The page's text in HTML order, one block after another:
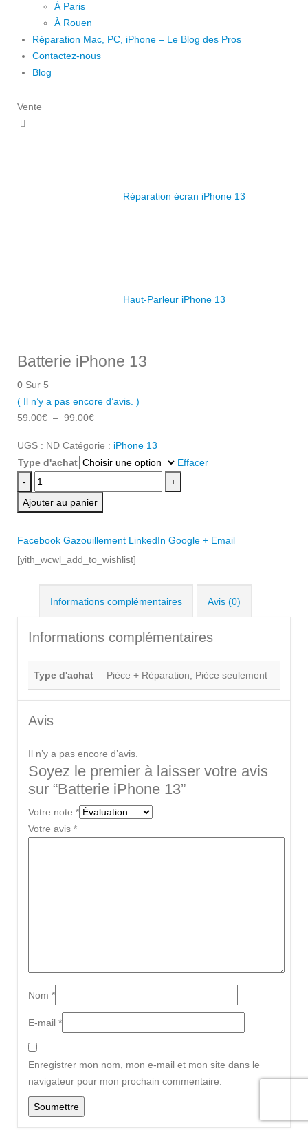
Vente
Réparation écran iPhone 13
Haut-Parleur iPhone 13
Batterie iPhone 13
0 Sur 5
( Il n’y a pas encore d’avis. )
59.00€ – 99.00€
UGS : ND Catégorie : iPhone 13
Type d'achat
Effacer
-
+
Ajouter au panier
Facebook Gazouillement LinkedIn Google + Email
[yith_wcwl_add_to_wishlist]
Informations complémentaires Avis (0)
Informations complémentaires
Type d'achat Pièce + Réparation, Pièce seulement
Avis
Il n’y a pas encore d’avis.
Soyez le premier à laisser votre avis
sur “Batterie iPhone 13”
Votre note *
Votre avis *
Nom *
E-mail *
Enregistrer mon nom, mon e-mail et mon site dans le
navigateur pour mon prochain commentaire.
À Paris
À Rouen
Réparation Mac, PC, iPhone – Le Blog des Pros
Contactez-nous
Blog